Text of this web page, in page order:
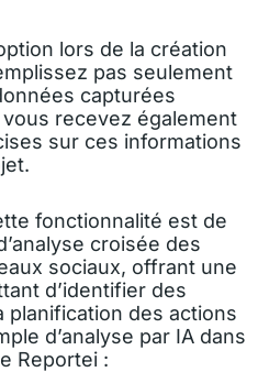
lors de la création
pas seulement
capturées
recevez également
sur ces informations
fonctionnalité est de
croisée des
sociaux, offrant une
d’identifier des
planification des actions
d’analyse par IA dans
Reportei :